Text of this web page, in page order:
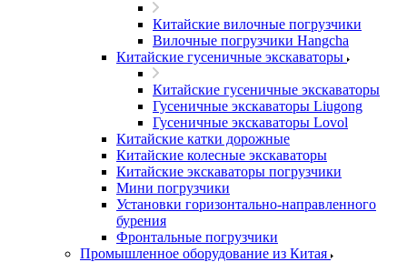
Китайские вилочные погрузчики
Вилочные погрузчики Hangcha
Китайские гусеничные экскаваторы
Китайские гусеничные экскаваторы
Гусеничные экскаваторы Liugong
Гусеничные экскаваторы Lovol
Китайские катки дорожные
Китайские колесные экскаваторы
Китайские экскаваторы погрузчики
Мини погрузчики
Установки горизонтально-направленного
бурения
Фронтальные погрузчики
Промышленное оборудование из Китая